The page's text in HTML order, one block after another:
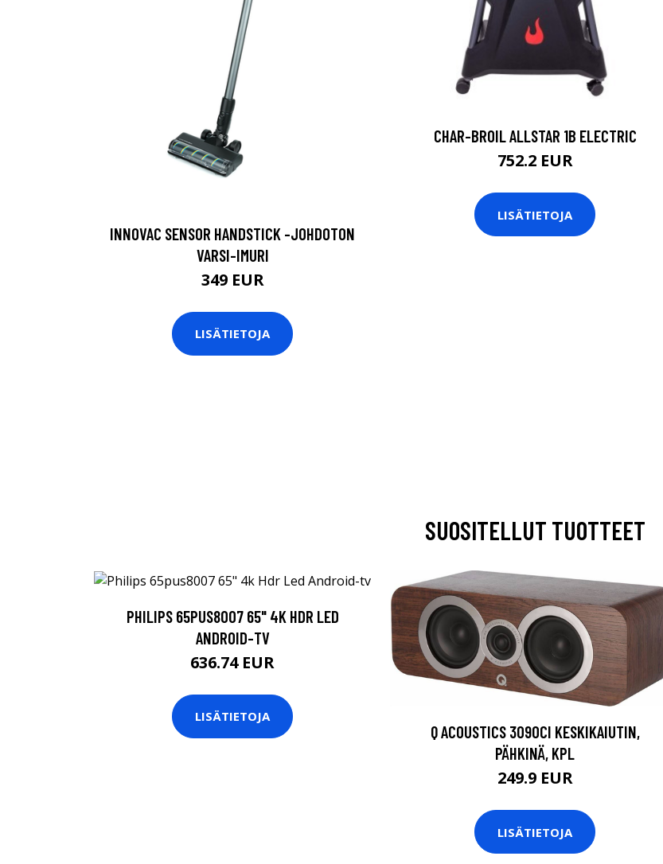
INNOVAC SENSOR HANDSTICK -JOHDOTON
VARSI-IMURI
349 EUR
LISÄTIETOJA
CHAR-BROIL ALLSTAR 1B ELECTRIC
752.2 EUR
LISÄTIETOJA
SUOSITELLUT TUOTTEET
PHILIPS 65PUS8007 65" 4K HDR LED
ANDROID-TV
636.74 EUR
LISÄTIETOJA
Q ACOUSTICS 3090CI KESKIKAIUTIN,
PÄHKINÄ, KPL
249.9 EUR
LISÄTIETOJA